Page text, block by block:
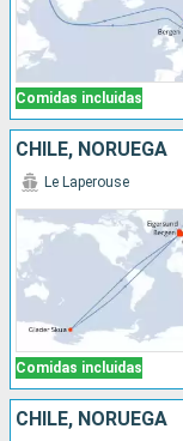
Comidas incluidas
CHILE, NORUEGA
Comidas incluidas
Le Laperouse
CHILE, NORUEGA